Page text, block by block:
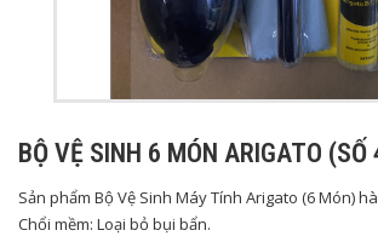
BỘ VỆ SINH 6 MÓN ARIGATO (SỐ
Sản phẩm Bộ Vệ Sinh Máy Tính Arigato (6 Món)
Chổi mềm: Loại bỏ bụi bẩn.